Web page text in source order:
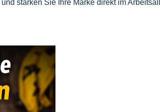
und stärken Sie Ihre Marke direkt im